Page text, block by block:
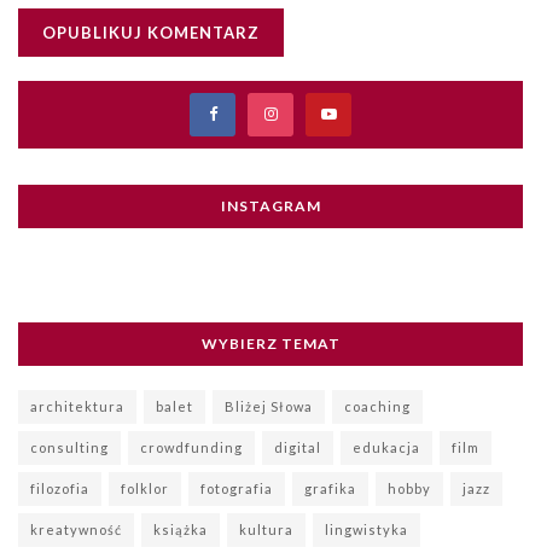
INSTAGRAM
WYBIERZ TEMAT
architektura balet Bliżej Słowa coaching
consulting crowdfunding digital edukacja film
filozofia folklor fotografia grafika hobby jazz
kreatywność książka kultura lingwistyka